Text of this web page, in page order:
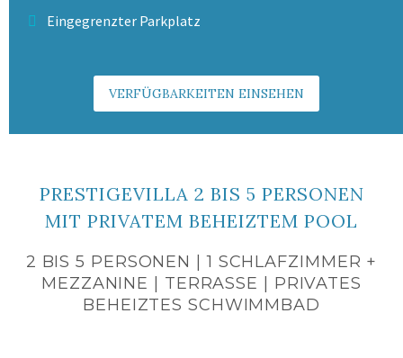
Eingegrenzter Parkplatz
VERFÜGBARKEITEN EINSEHEN
PRESTIGEVILLA 2 BIS 5 PERSONEN
MIT PRIVATEM BEHEIZTEM POOL
2 BIS 5 PERSONEN | 1 SCHLAFZIMMER +
MEZZANINE | TERRASSE | PRIVATES
BEHEIZTES SCHWIMMBAD